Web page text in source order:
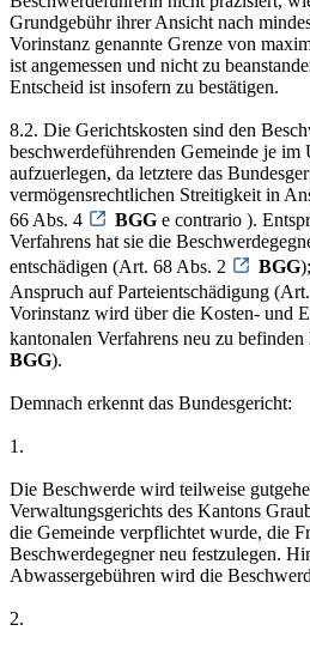
Grundgebühr ihrer Ansicht nach
Vorinstanz genannte Grenze von
ist angemessen und nicht zu
Entscheid ist insofern zu bestätigen.
8.2. Die Gerichtskosten sind den
beschwerdeführenden Gemeinde je im
aufzuerlegen, da letztere das
vermögensrechtlichen Streitigkeit in
66 Abs. 4
BGG e contrario ).
Verfahrens hat sie die
entschädigen (Art. 68 Abs. 2
BGG
Anspruch auf Parteientschädigung
Vorinstanz wird über die Kosten- und
kantonalen Verfahrens neu zu
BGG).
Demnach erkennt das Bundesgericht:
1.
Die Beschwerde wird teilweise
Verwaltungsgerichts des Kantons
die Gemeinde verpflichtet wurde, die
Beschwerdegegner neu festzulegen.
Abwassergebühren wird die
2.